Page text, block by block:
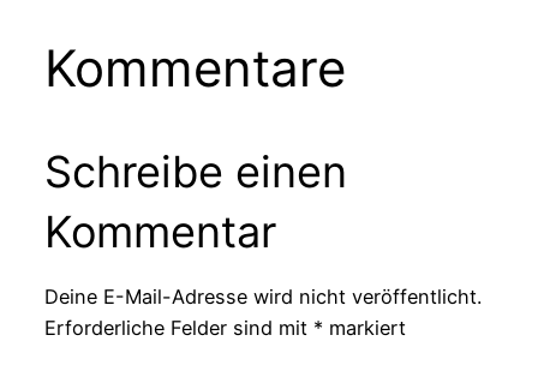
Kommentare
Schreibe einen
Kommentar
Deine E-Mail-Adresse wird nicht veröffentlicht.
Erforderliche Felder sind mit * markiert